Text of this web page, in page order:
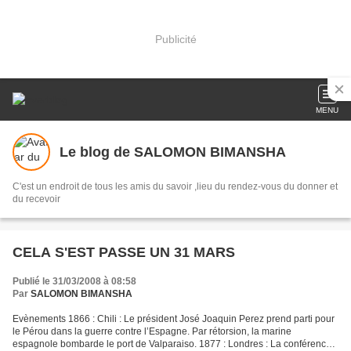
Publicité
MENU
Le blog de SALOMON BIMANSHA
C'est un endroit de tous les amis du savoir ,lieu du rendez-vous du donner et
du recevoir
CELA S'EST PASSE UN 31 MARS
Publié le 31/03/2008 à 08:58
Par SALOMON BIMANSHA
Evènements 1866 : Chili : Le président José Joaquin Perez prend parti pour
le Pérou dans la guerre contre l’Espagne. Par rétorsion, la marine
espagnole bombarde le port de Valparaiso. 1877 : Londres : La conférence